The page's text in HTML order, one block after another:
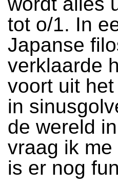
tot o/1. In
Japanse
verklaarde
voort uit
in
de wereld
vraag ik me
is er nog